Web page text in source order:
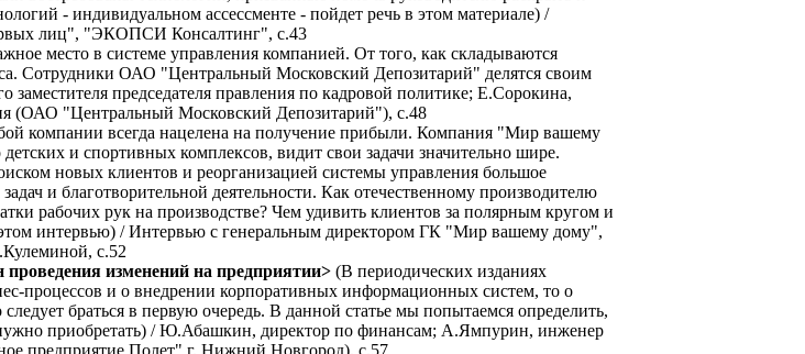
- индивидуальном ассессменте - пойдет речь в этом материале) /
лиц", "ЭКОПСИ Консалтинг", с.43
место в системе управления компанией. От того, как складываются
Сотрудники ОАО "Центральный Московский Депозитарий" делятся своим
председателя правления по кадровой политике; Е.Сорокина,
(ОАО "Центральный Московский Депозитарий"), с.48
компании всегда нацелена на получение прибыли. Компания "Мир вашему
и спортивных комплексов, видит свои задачи значительно шире.
новых клиентов и реорганизацией системы управления большое
и благотворительной деятельности. Как отечественному производителю
рабочих рук на производстве? Чем удивить клиентов за полярным кругом и
интервью) / Интервью с генеральным директором ГК "Мир вашему дому",
с.52
проведения изменений на предприятии> (В периодических изданиях
процессов и о внедрении корпоративных информационных систем, то о
браться в первую очередь. В данной статье мы попытаемся определить,
нужно приобретать) / Ю.Абашкин, директор по финансам; А.Ямпурин, инженер
предприятие Полет" г. Нижний Новгород), с.57